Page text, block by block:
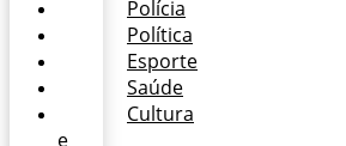
Polícia
Política
Esporte
Saúde
Cultura
e